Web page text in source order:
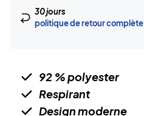
30 jours
politique de retour complète
92 % polyester
Respirant
Design moderne